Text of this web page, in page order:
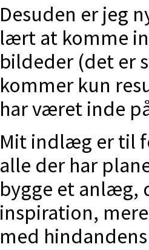
Desuden er jeg
lært at komme
bildeder (det er
kommer kun
har været inde
Mit indlæg er til
alle der har
bygge et anlæg,
inspiration,
med